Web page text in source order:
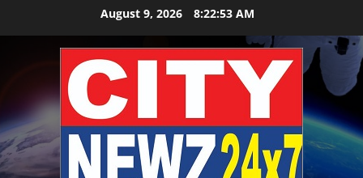
August 9, 2026 8:22:54 AM